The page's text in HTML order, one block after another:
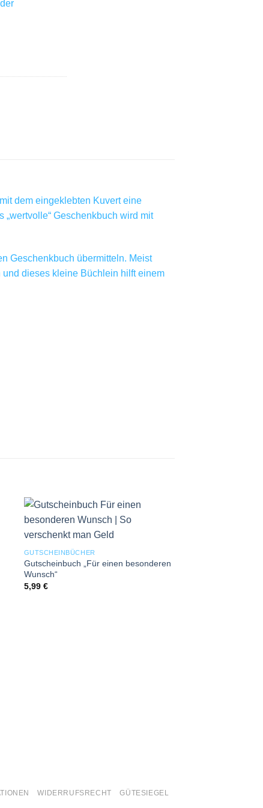
dem eingeklebten Kuvert eine
Geschenkbuch wird mit
Geschenkbuch übermitteln. Meist
dieses kleine Büchlein hilft einem
GUTSCHEINBÜCHER
Gutscheinbuch „Für einen besonderen
Wunsch“
5,99 €
WIDERRUFSRECHT
GÜTESIEGEL